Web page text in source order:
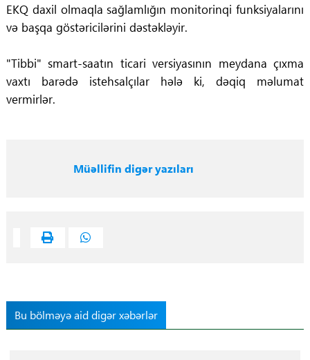
EKQ daxil olmaqla sağlamlığın monitorinqi funksiyalarını
və başqa göstəricilərini dəstəkləyir.
"Tibbi" smart-saatın ticari versiyasının meydana çıxma
vaxtı barədə istehsalçılar hələ ki, dəqiq məlumat
vermirlər.
Müəllifin digər yazıları
Bu bölməyə aid digər xəbərlər